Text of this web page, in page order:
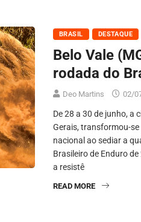
BRASIL DESTAQUE
Belo Vale
rodada do
Deo Martins 02/
De 28 a 30 de junho, a
Gerais, transformou-
nacional ao sediar a
Brasileiro de Enduro
a resistê
READ MORE